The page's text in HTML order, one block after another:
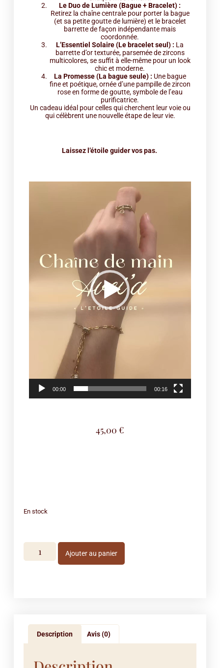
Le Duo de Lumière (Bague + Bracelet) :
Retirez la chaîne centrale pour porter la bague
(et sa petite goutte de lumière) et le bracelet
barrette de façon indépendante mais
coordonnée.
L’Essentiel Solaire (Le bracelet seul) : La
barrette d’or texturée, parsemée de zircons
multicolores, se suffit à elle-même pour un look
chic et moderne.
La Promesse (La bague seule) : Une bague
fine et poétique, ornée d’une pampille de zircon
rose en forme de goutte, symbole de l’eau
purificatrice.
Un cadeau idéal pour celles qui cherchent leur voie ou
qui célèbrent une nouvelle étape de leur vie.
Laissez l’étoile guider vos pas.
Lecteur
00:00 00:16
45,00 €
En stock
Ajouter au panier
Description Avis (0)